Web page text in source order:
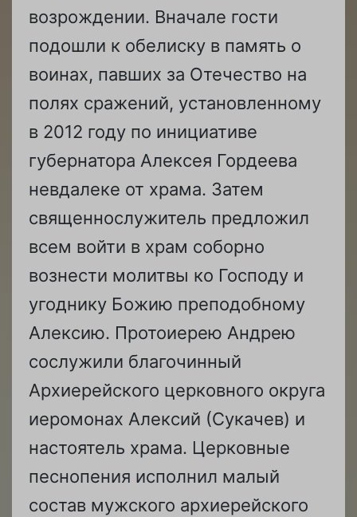
возрождении. Вначале гости
подошли к обелиску в память о
воинах, павших за Отечество на
полях сражений, установленному
в 2012 году по инициативе
губернатора Алексея Гордеева
невдалеке от храма. Затем
священнослужитель предложил
всем войти в храм соборно
вознести молитвы ко Господу и
угоднику Божию преподобному
Алексию. Протоиерею Андрею
сослужили благочинный
Архиерейского церковного округа
иеромонах Алексий (Сукачев) и
настоятель храма. Церковные
песнопения исполнил малый
состав мужского архиерейского